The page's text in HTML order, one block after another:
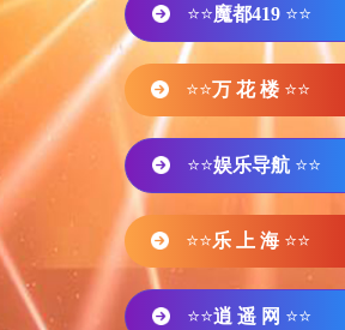
⭐⭐魔都419 ⭐⭐
⭐⭐万 花 楼 ⭐⭐
⭐⭐娱乐导航 ⭐⭐
⭐⭐乐 上 海 ⭐⭐
⭐⭐逍 遥 网 ⭐⭐